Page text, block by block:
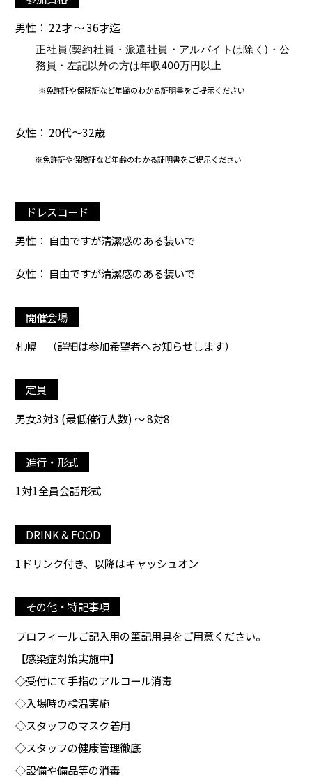
男性： 22才 ～ 36才迄
正社員(契約社員・派遣社員・アルバイトは除く)・公
務員・左記以外の方は年収400万円以上
※免許証や保険証など年齢のわかる証明書をご提示ください
女性： 20代～32歳
※免許証や保険証など年齢のわかる証明書をご提示ください
ドレスコード
男性： 自由ですが清潔感のある装いで
女性： 自由ですが清潔感のある装いで
開催会場
札幌
（詳細は参加希望者へお知らせします）
定員
男女3対3 (最低催行人数) ～ 8対8
進行・形式
1対1全員会話形式
DRINK & FOOD
1ドリンク付き、以降はキャッシュオン
その他・特記事項
プロフィールご記入用の筆記用具をご用意ください。
【感染症対策実施中】
◇受付にて手指のアルコール消毒
◇入場時の検温実施
◇スタッフのマスク着用
◇スタッフの健康管理徹底
◇設備や備品等の消毒